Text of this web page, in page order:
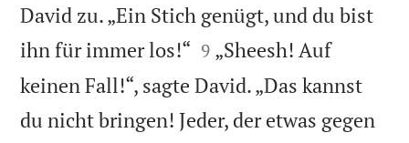
David zu. „Ein Stich genügt, und du bist
ihn für immer los!“ 

9 „Sheesh! Auf
keinen Fall!“, sagte David. „Das kannst
du nicht bringen! Jeder, der etwas gegen